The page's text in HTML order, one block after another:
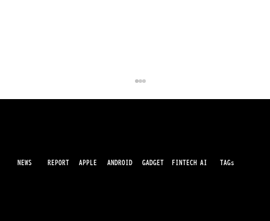
NEWS REPORT APPLE ANDROID GADGET FINTECH AI TAGs